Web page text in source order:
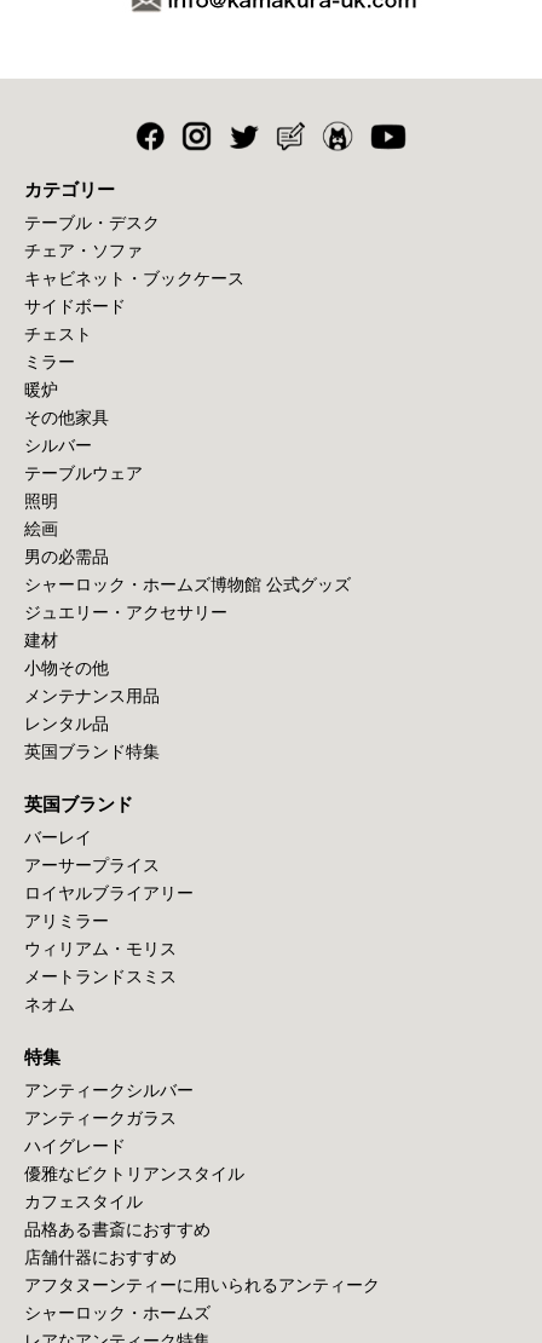
カテゴリー
テーブル・デスク
チェア・ソファ
キャビネット・ブックケース
サイドボード
チェスト
ミラー
暖炉
その他家具
シルバー
テーブルウェア
照明
絵画
男の必需品
シャーロック・ホームズ博物館 公式グッズ
ジュエリー・アクセサリー
建材
小物その他
メンテナンス用品
レンタル品
英国ブランド特集
英国ブランド
バーレイ
アーサープライス
ロイヤルブライアリー
アリミラー
ウィリアム・モリス
メートランドスミス
ネオム
特集
アンティークシルバー
アンティークガラス
ハイグレード
優雅なビクトリアンスタイル
カフェスタイル
品格ある書斎におすすめ
店舗什器におすすめ
アフタヌーンティーに用いられるアンティーク
シャーロック・ホームズ